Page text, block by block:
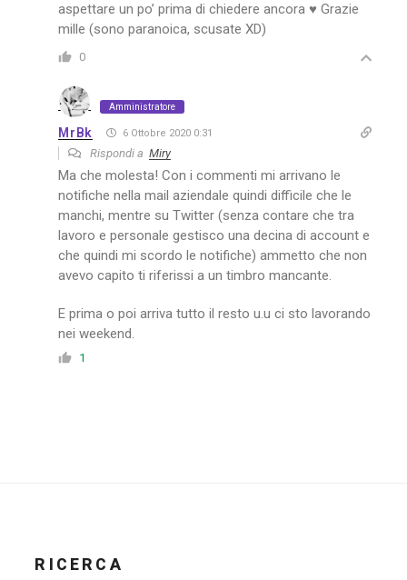
aspettare un po’ prima di chiedere ancora ♥ Grazie
mille (sono paranoica, scusate XD)
0
Amministratore
MrBk 6 Ottobre 2020 0:31
Rispondi aMiry
Ma che molesta! Con i commenti mi arrivano le
notifiche nella mail aziendale quindi difficile che le
manchi, mentre su Twitter (senza contare che tra
lavoro e personale gestisco una decina di account e
che quindi mi scordo le notifiche) ammetto che non
avevo capito ti riferissi a un timbro mancante.
E prima o poi arriva tutto il resto u.u ci sto lavorando
nei weekend.
1
RICERCA